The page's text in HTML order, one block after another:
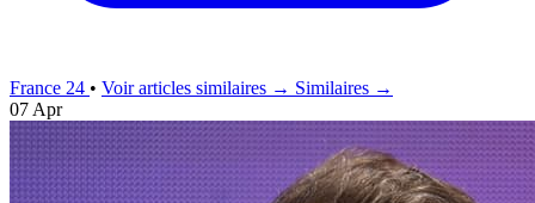
France 24 • Voir articles similaires → Similaires →
07 Apr